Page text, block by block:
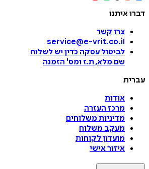
דברו איתנו
צרו קשר
service@e-vrit.co.il
לביטול עסקה כדין יש לשלוח
שם מלא, ת.ז ומס' הזמנה
עברית
אודות
מרכז העזרה
מדיניות משלוחים
מעקב משלוח
מועדון לקוחות
איזור אישי